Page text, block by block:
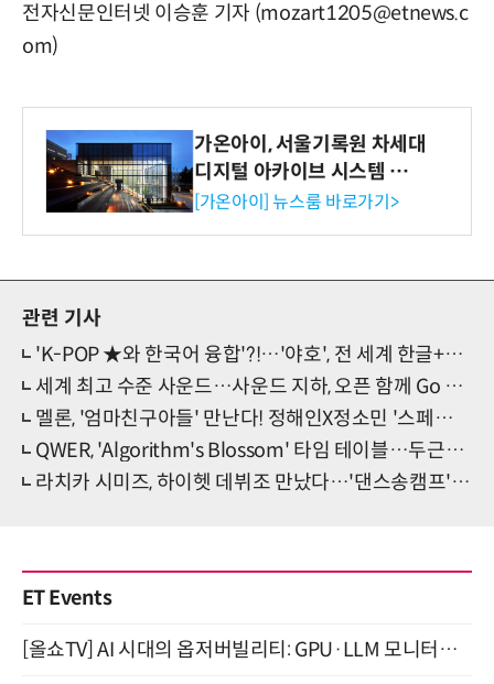
전자신문인터넷 이승훈 기자 (mozart1205@etnews.c
om)
가온아이, 서울기록원 차세대
디지털 아카이브 시스템 구축
수행
[가온아이] 뉴스룸 바로가기>
관련 기사
'K-POP ★와 한국어 융합'?!…'야호', 전 세계 한글+K컬처 알린다
세계 최고 수준 사운드…사운드 지하, 오픈 함께 Go Dam 첫 공연 선언
멜론, '엄마친구아들' 만난다! 정해인X정소민 '스페셜 라이브' 예고
QWER, 'Algorithm's Blossom' 타임 테이블…두근두근 '설렘 증폭'
라치카 시미즈, 하이헷 데뷔조 만났다…'댄스송캠프' 등장
ET Events
[올쇼TV] AI 시대의 옵저버빌리티: GPU·LLM 모니터링부터 AI 기반 장애 대응까지 (8/11 생방송)